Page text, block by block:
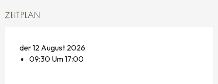
ZEITPLAN
der 12 August 2026
09:30 Um 17:00